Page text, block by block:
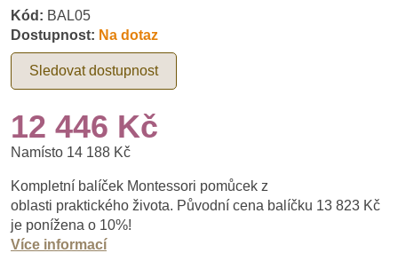
Kód: BAL05
Dostupnost: Na dotaz
Sledovat dostupnost
12 446 Kč
Namísto 14 188 Kč
Kompletní balíček Montessori pomůcek z
oblasti praktického života. Původní cena balíčku 13 823 Kč
je ponížena o 10%!
Více informací